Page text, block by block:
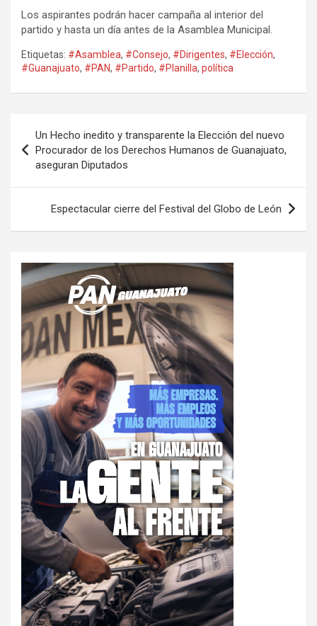
Los aspirantes podrán hacer campaña al interior del
partido y hasta un día antes de la Asamblea Municipal.
Etiquetas: #Asamblea, #Consejo, #Dirigentes, #Elección,
#Guanajuato, #PAN, #Partido, #Planilla, política
de
entradas
Un Hecho inedito y transparente la Elección del nuevo
Procurador de los Derechos Humanos de Guanajuato,
aseguran Diputados
Espectacular cierre del Festival del Globo de León